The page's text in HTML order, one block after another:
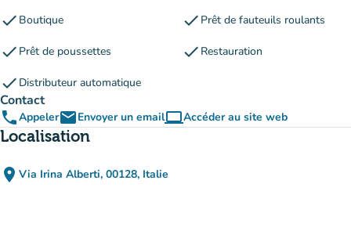
check Boutique check Prêt de fauteuils roulants
check Prêt de poussettes check Restauration
check Distributeur automatique
Contact
phoneAppeleremailEnvoyer un emailcomputerAccéder au site web
(nouvel onglet)
Localisation
place Via Irina Alberti, 00128, Italie
(ouvrir dans Google Maps)
(nouvel onglet)